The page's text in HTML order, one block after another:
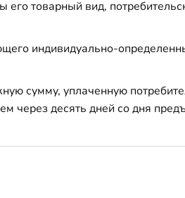
товарный вид,
индивидуально-
сумму, уплаченную
через десять дней со дня